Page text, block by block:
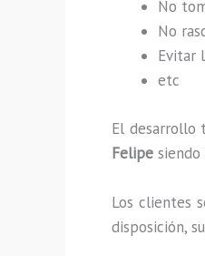
No
No
Evitar
etc
El desarrollo
Felipe
Los clientes
disposición,